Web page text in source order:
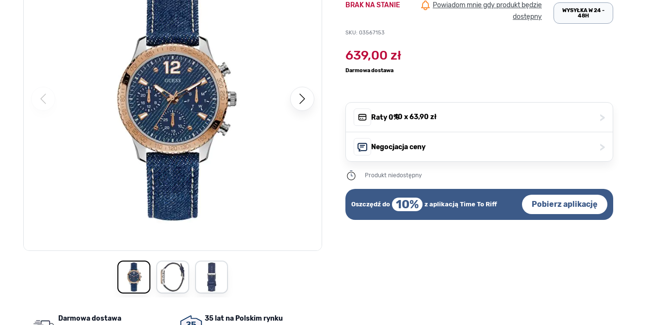
View larger imageView larger imageView larger image
Darmowa dostawa
35 lat na Polskim rynku
BRAK NA STANIE
Powiadom mnie gdy produkt będzie
dostępny
SKU: 03567153
WYSYŁKA W 24 -
48H
639,00 zł
Darmowa dostawa
Raty 0%, 10 x63,90 zł >
Negocjacja ceny >
Produkt niedostępny
Oszczędź do 10% z aplikacją Time To Riff Pobierz aplikację